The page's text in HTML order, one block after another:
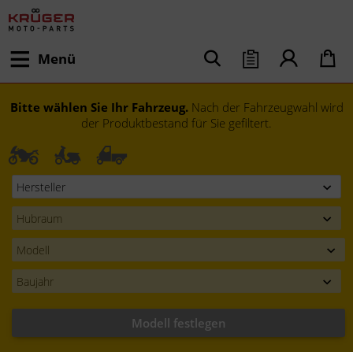
Menü
Bitte wählen Sie Ihr Fahrzeug. Nach der Fahrzeugwahl wird
der Produktbestand für Sie gefiltert.
Modell festlegen